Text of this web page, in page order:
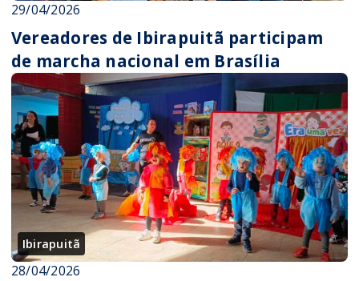
29/04/2026
Vereadores de Ibirapuitã participam
de marcha nacional em Brasília
Ibirapuitã
28/04/2026